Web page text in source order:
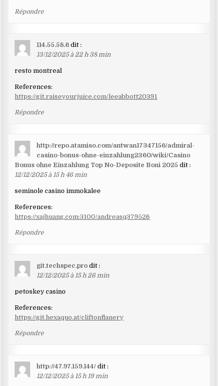
Répondre
114.55.58.6 dit :
13/12/2025 à 22 h 38 min
resto montreal
References:
https://git.raiseyourjuice.com/leeabbott20391
Répondre
http://repo.atamiso.com/antwan17347156/admiral-
casino-bonus-ohne-einzahlung2360/wiki/Casino
Bonus ohne Einzahlung Top No-Deposite Boni 2025 dit :
12/12/2025 à 15 h 46 min
seminole casino immokalee
References:
https://xajhuang.com:3100/andreasq379526
Répondre
git.techspec.pro dit :
12/12/2025 à 15 h 26 min
petoskey casino
References:
https://git.hexaquo.at/cliftonflanery
Répondre
http://47.97.159.144/ dit :
12/12/2025 à 15 h 19 min